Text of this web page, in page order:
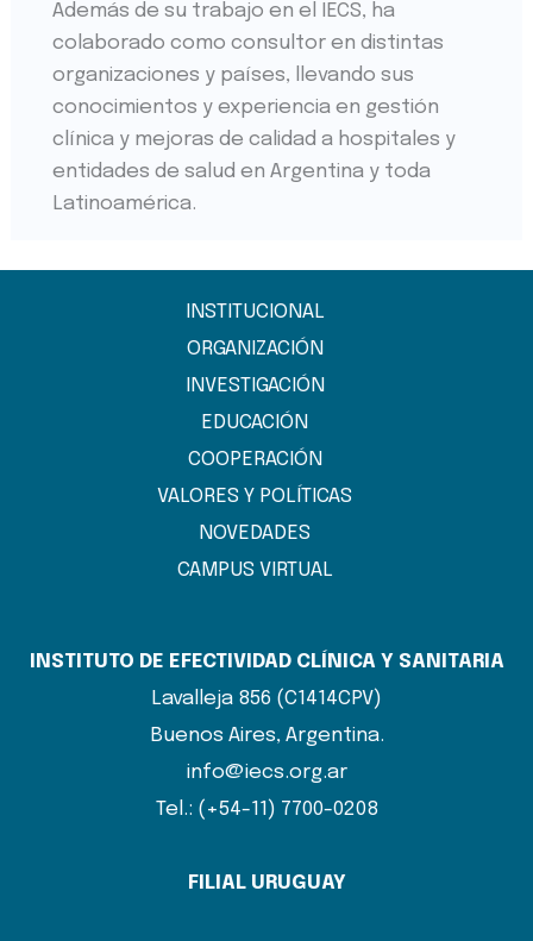
Además de su trabajo en el IECS, ha
colaborado como consultor en distintas
organizaciones y países, llevando sus
conocimientos y experiencia en gestión
clínica y mejoras de calidad a hospitales y
entidades de salud en Argentina y toda
Latinoamérica.
INSTITUCIONAL
ORGANIZACIÓN
INVESTIGACIÓN
EDUCACIÓN
COOPERACIÓN
VALORES Y POLÍTICAS
NOVEDADES
CAMPUS VIRTUAL
INSTITUTO DE EFECTIVIDAD CLÍNICA Y SANITARIA
Lavalleja 856 (C1414CPV)
Buenos Aires, Argentina.
info@iecs.org.ar
Tel.: (+54-11) 7700-0208
FILIAL URUGUAY